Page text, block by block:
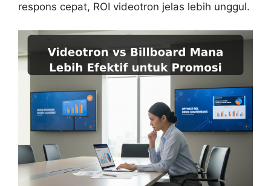
respons cepat, ROI videotron jelas lebih unggul.